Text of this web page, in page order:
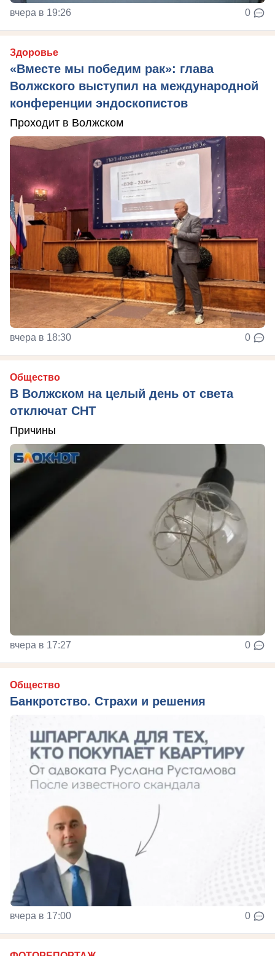
вчера в 19:26 0
Здоровье
«Вместе мы победим рак»: глава
Волжского выступил на международной
конференции эндоскопистов
Проходит в Волжском
вчера в 18:30 0
Общество
В Волжском на целый день от света
отключат СНТ
Причины
вчера в 17:27 0
Общество
Банкротство. Страхи и решения
вчера в 17:00 0